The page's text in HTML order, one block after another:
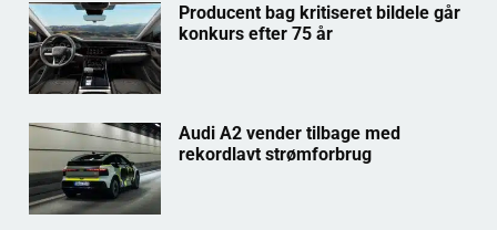
Producent bag kritiseret bildele går
konkurs efter 75 år
Audi A2 vender tilbage med
rekordlavt strømforbrug